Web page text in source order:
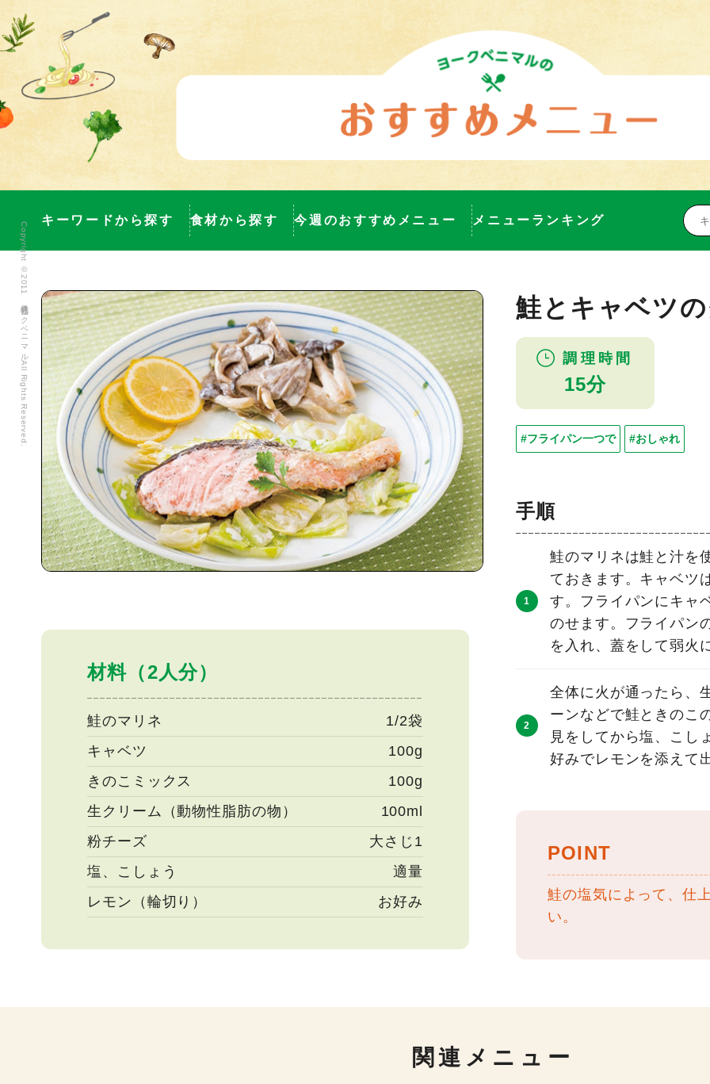
キーワードから探す 食材から探す 今週のおすすめメニュー メニューランキング
材料（2人分）
鮭のマリネ
1/2袋
キャベツ
100g
きのこミックス
100g
生クリーム（動物性脂肪の物）
100ml
粉チーズ
大さじ1
塩、こしょう
適量
レモン（輪切り）
お好み
鮭とキャベツ
調理時間
15分
#フライパン一つで #おしゃれ
手順
鮭のマリネは鮭と汁を
ておきます。キャベツ
す。フライパンにキャ
のせます。フライパン
を入れ、蓋をして弱火
全体に火が通ったら、
ーンなどで鮭ときのこ
見をしてから塩、こし
好みでレモンを添えて
POINT
鮭の塩気によって、仕
い。
関連メニュー
Copyright ©2011 株式会社ヨークベニマル All Rights Reserved.